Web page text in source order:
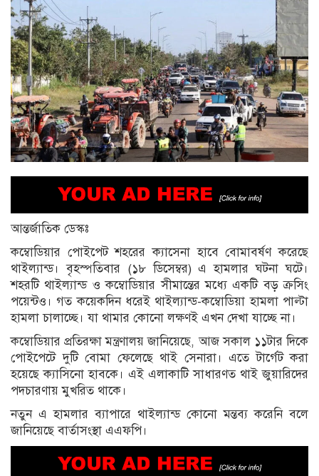
আন্তর্জাতিক ডেস্কঃ
কম্বোডিয়ার পোইপেট শহরের ক্যাসেনা হাবে বোমাবর্ষণ করেছে
থাইল্যান্ড। বৃহস্পতিবার (১৮ ডিসেম্বর) এ হামলার ঘটনা ঘটে।
শহরটি থাইল্যান্ড ও কম্বোডিয়ার সীমান্তের মধ্যে একটি বড় ক্রসিং
পয়েন্টও। গত কয়েকদিন ধরেই থাইল্যান্ড-কম্বোডিয়া হামলা পাল্টা
হামলা চালাচ্ছে। যা থামার কোনো লক্ষণই এখন দেখা যাচ্ছে না।
কম্বোডিয়ার প্রতিরক্ষা মন্ত্রণালয় জানিয়েছে, আজ সকাল ১১টার দিকে
পোইপেটে দুটি বোমা ফেলেছে থাই সেনারা। এতে টার্গেট করা
হয়েছে ক্যাসিনো হাবকে। এই এলাকাটি সাধারণত থাই জুয়ারিদের
পদচারণায় মুখরিত থাকে।
নতুন এ হামলার ব্যাপারে থাইল্যান্ড কোনো মন্তব্য করেনি বলে
জানিয়েছে বার্তাসংস্থা এএফপি।